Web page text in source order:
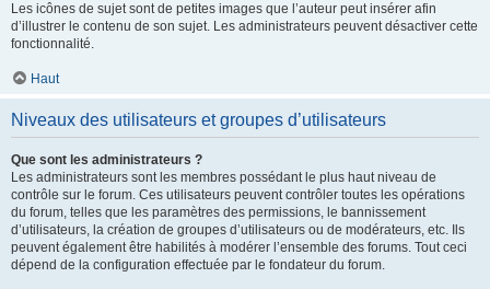
Les icônes de sujet sont de petites images que l’auteur peut insérer afin
d’illustrer le contenu de son sujet. Les administrateurs peuvent désactiver cette
fonctionnalité.
Haut
Niveaux des utilisateurs et groupes d’utilisateurs
Que sont les administrateurs ?
Les administrateurs sont les membres possédant le plus haut niveau de
contrôle sur le forum. Ces utilisateurs peuvent contrôler toutes les opérations
du forum, telles que les paramètres des permissions, le bannissement
d’utilisateurs, la création de groupes d’utilisateurs ou de modérateurs, etc. Ils
peuvent également être habilités à modérer l’ensemble des forums. Tout ceci
dépend de la configuration effectuée par le fondateur du forum.